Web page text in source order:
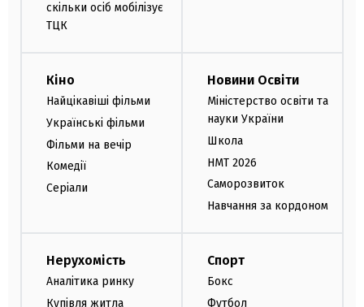
скільки осіб мобілізує
ТЦК
Кіно
Найцікавіші фільми
Українські фільми
Фільми на вечір
Комедії
Серіали
Новини Освіти
Міністерство освіти та
науки України
Школа
НМТ 2026
Саморозвиток
Навчання за кордоном
Нерухомість
Аналітика ринку
Купівля житла
Спорт
Бокс
Футбол